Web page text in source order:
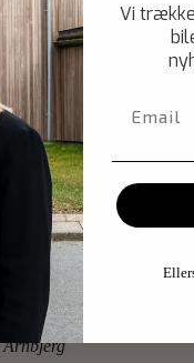
seks lokalforeninger
Arnbjerg
Vi